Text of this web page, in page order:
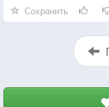
Сохранить